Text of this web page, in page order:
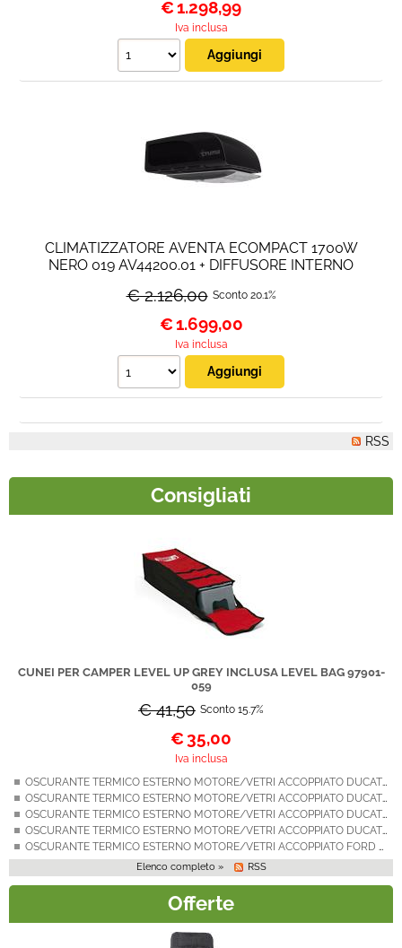
€1.298,99
Iva inclusa
CLIMATIZZATORE AVENTA ECOMPACT 1700W
NERO 019 AV44200.01 + DIFFUSORE INTERNO
€ 2.126,00 Sconto 20.1%
€1.699,00
Iva inclusa
RSS
Consigliati
CUNEI PER CAMPER LEVEL UP GREY INCLUSA LEVEL BAG 97901-
059
€ 41,50 Sconto 15.7%
€ 35,00
Iva inclusa
OSCURANTE TERMICO ESTERNO MOTORE/VETRI ACCOPPIATO DUCATO X230 DAL 1994 AL 2001
OSCURANTE TERMICO ESTERNO MOTORE/VETRI ACCOPPIATO DUCATO X244 DAL 2002 AL 2005
OSCURANTE TERMICO ESTERNO MOTORE/VETRI ACCOPPIATO DUCATO X250 DAL 2006 AL 2014
OSCURANTE TERMICO ESTERNO MOTORE/VETRI ACCOPPIATO DUCATO X290 DAL 2014
OSCURANTE TERMICO ESTERNO MOTORE/VETRI ACCOPPIATO FORD TRANSIT 6^ SERIE DAL 2015
Elenco completo » RSS
Offerte